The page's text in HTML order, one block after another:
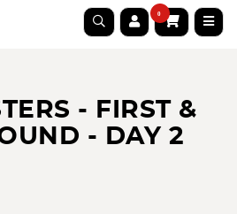
0
- FIRST &
- DAY 2